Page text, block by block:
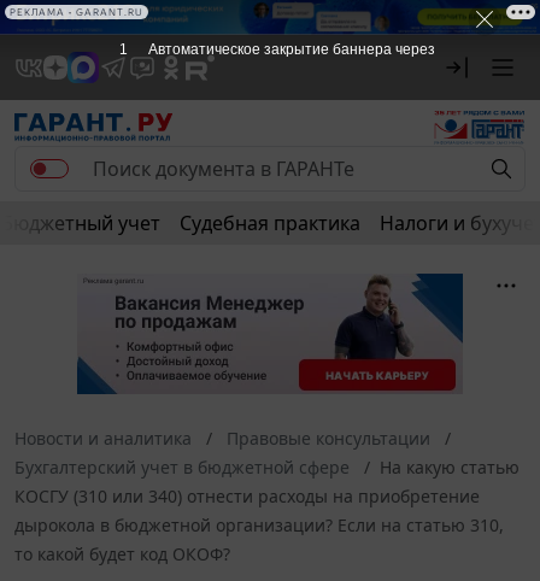
Бюджетный учет Судебная практика Налоги и
Новости и аналитика
Правовые консультации
Бухгалтерский учет в бюджетной сфере
На какую статью
КОСГУ (310 или 340) отнести расходы на приобретение
дырокола в бюджетной организации? Если на статью 310,
то какой будет код ОКОФ?
1 Автоматическое закрытие баннера через
РЕКЛАМА • GARANT.RU